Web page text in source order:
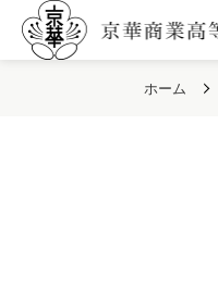
ホーム